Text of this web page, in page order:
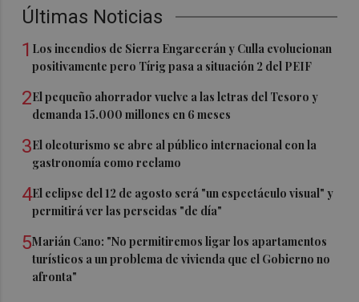
Últimas Noticias
1 Los incendios de Sierra Engarcerán y Culla evolucionan
positivamente pero Tírig pasa a situación 2 del PEIF
2El pequeño ahorrador vuelve a las letras del Tesoro y
demanda 15.000 millones en 6 meses
3El oleoturismo se abre al público internacional con la
gastronomía como reclamo
4El eclipse del 12 de agosto será "un espectáculo visual" y
permitirá ver las perseidas "de día"
5Marián Cano: "No permitiremos ligar los apartamentos
turísticos a un problema de vivienda que el Gobierno no
afronta"